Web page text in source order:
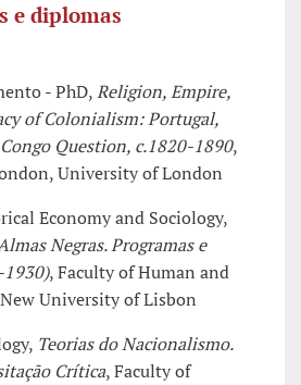
e diplomas
- PhD,Religion, Empire,
of Colonialism: Portugal,
Question, c.1820-1890,
University of London
Economy and Sociology,
Negras. Programas e
, Faculty of Human and
University of Lisbon
Teorias do Nacionalismo.
Crítica, Faculty of